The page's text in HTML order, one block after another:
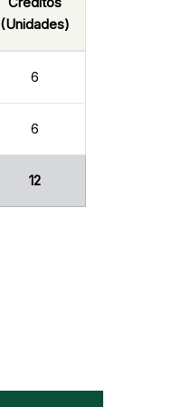
(Unidades)
6
6
12